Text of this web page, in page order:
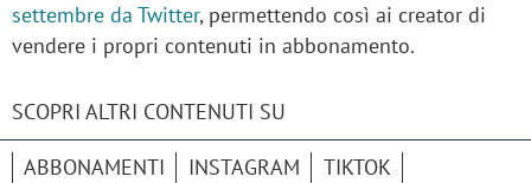
settembre da Twitter, permettendo così ai creator di
vendere i propri contenuti in abbonamento.
SCOPRI ALTRI CONTENUTI SU
ABBONAMENTI INSTAGRAM TIKTOK